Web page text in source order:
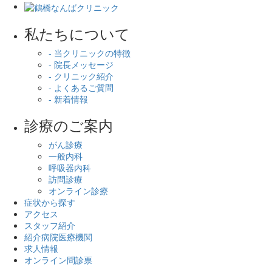
私たちについて
- 当クリニックの特徴
- 院長メッセージ
- クリニック紹介
- よくあるご質問
- 新着情報
診療のご案内
がん診療
一般内科
呼吸器内科
訪問診療
オンライン診療
症状から探す
アクセス
スタッフ紹介
紹介病院医療機関
求人情報
オンライン問診票